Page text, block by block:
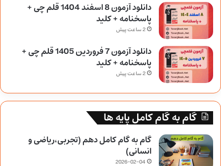
دانلود آزمون 8 اسفند 1404 قلم چی +
پاسخنامه + کلید
2 ساعت پیش
دانلود آزمون 7 فروردین 1405 قلم چی +
پاسخنامه + کلید
2 ساعت پیش
گام به گام کامل پایه ها
گام به گام کامل دهم (تجربی،ریاضی و
انسانی)
2026-02-04